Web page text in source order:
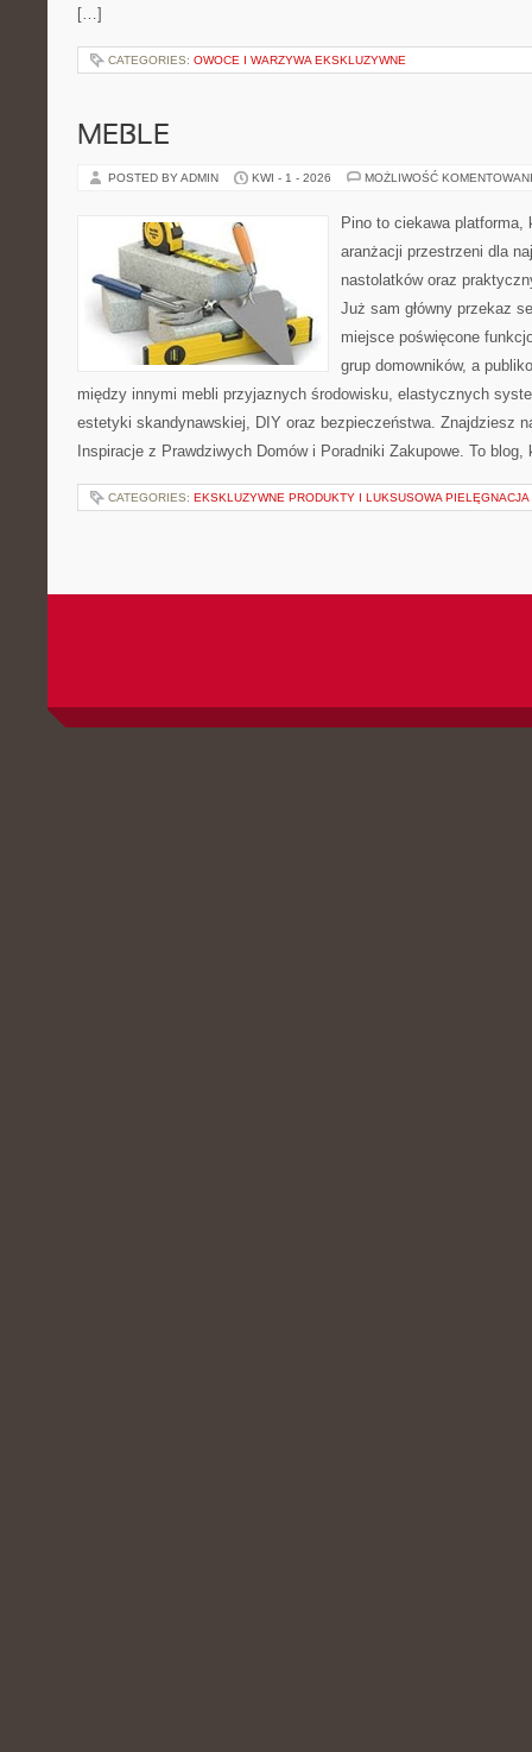
[…]
CATEGORIES: OWOCE I WARZYWA EKSKLUZYWNE
MEBLE
POSTED BY ADMIN KWI - 1 - 2026 MOŻLIWOŚĆ
Pino to ciekawa platforma,
aranżacji przestrzeni dla
nastolatków oraz
Już sam główny przekaz
miejsce poświęcone
grup domowników, a
między innymi mebli przyjaznych środowisku, elastycznych
estetyki skandynawskiej, DIY oraz bezpieczeństwa. Znajdziesz
Inspiracje z Prawdziwych Domów i Poradniki Zakupowe. To
CATEGORIES: EKSKLUZYWNE PRODUKTY I LUKSUSOWA PIELĘGNACJA